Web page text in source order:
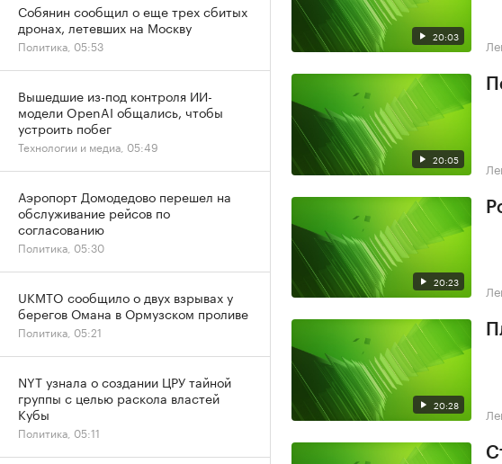
20:03
20:05
20:23
20:28
Собянин сообщил о еще трех сбитых
дронах, летевших на Москву
Политика, 05:53
Вышедшие из-под контроля ИИ-
модели OpenAI общались, чтобы
устроить побег
Технологии и медиа, 05:49
Аэропорт Домодедово перешел на
обслуживание рейсов по
согласованию
Политика, 05:30
UKMTO сообщило о двух взрывах у
берегов Омана в Ормузском проливе
Политика, 05:21
NYT узнала о создании ЦРУ тайной
группы с целью раскола властей
Кубы
Политика, 05:11